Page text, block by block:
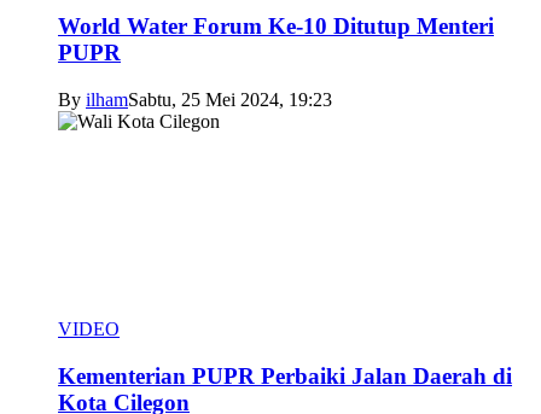
World Water Forum Ke-10 Ditutup Menteri
PUPR
By ilhamSabtu, 25 Mei 2024, 19:23
VIDEO
Kementerian PUPR Perbaiki Jalan Daerah di
Kota Cilegon